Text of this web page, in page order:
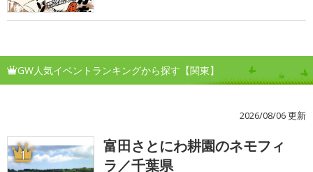
GW人気イベントランキングから探す【関東】
2026/08/06 更新
1
富田さとにわ耕園のネモフィ
ラ／千葉県